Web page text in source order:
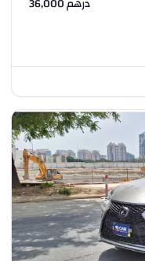
درهم 36,000